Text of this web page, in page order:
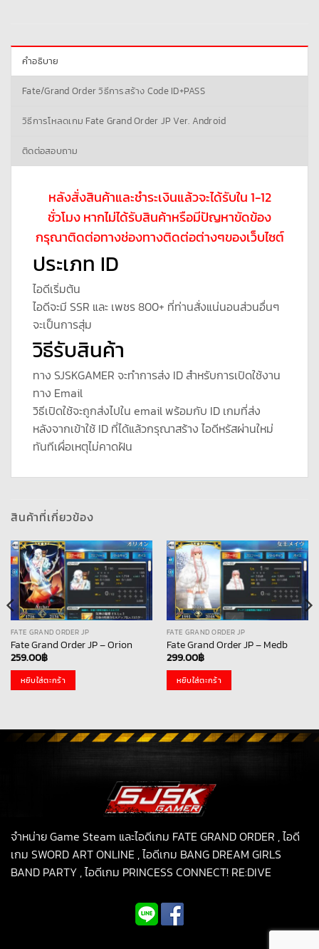
คำอธิบาย
Fate/Grand Order วิธีการสร้าง Code ID+PASS
วิธีการโหลดเกม Fate Grand Order JP Ver. Android
ติดต่อสอบถาม
หลังสั่งสินค้าและชำระเงินแล้วจะได้รับใน 1-12
ชั่วโมง หากไม่ได้รับสินค้าหรือมีปัญหาขัดข้อง
กรุณาติดต่อทางช่องทางติดต่อต่างๆของเว็บไซต์
ประเภท ID
ไอดีเริ่มต้น
ไอดีจะมี SSR และ เพชร 800+ ที่ท่านสั่งแน่นอนส่วนอื่นๆ
จะเป็นการสุ่ม
วิธีรับสินค้า
ทาง SJSKGAMER จะทำการส่ง ID สำหรับการเปิดใช้งาน
ทาง Email
วิธีเปิดใช้จะถูกส่งไปใน email พร้อมกับ ID เกมที่ส่ง
หลังจากเข้าใช้ ID ที่ได้แล้วกรุณาสร้าง ไอดีหรัสผ่านใหม่
ทันทีเผื่อเหตุไม่คาดฝัน
สินค้าที่เกี่ยวข้อง
FATE GRAND ORDER JP
Fate Grand Order JP – Orion
259.00฿
หยิบใส่ตะกร้า
FATE GRAND ORDER JP
Fate Grand Order JP – Medb
299.00฿
หยิบใส่ตะกร้า
จำหน่าย Game Steam และไอดีเกม FATE GRAND ORDER , ไอดี
เกม SWORD ART ONLINE , ไอดีเกม BANG DREAM GIRLS
BAND PARTY , ไอดีเกม PRINCESS CONNECT! RE:DIVE